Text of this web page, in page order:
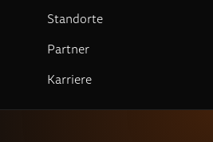
Standorte
Partner
Karriere